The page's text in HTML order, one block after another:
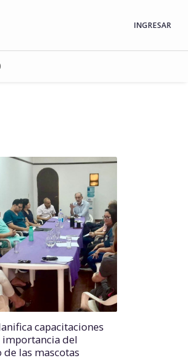
INGRESAR
capacitaciones
importancia del
las mascotas